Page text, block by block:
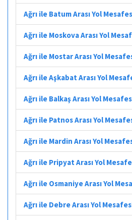
Ağrı ile Batum Arası Yol
Ağrı ile Moskova Arası Yol
Ağrı ile Mostar Arası Yol
Ağrı ile Aşkabat Arası Yol
Ağrı ile Balkaş Arası Yol
Ağrı ile Patnos Arası Yol
Ağrı ile Mardin Arası Yol
Ağrı ile Pripyat Arası Yol
Ağrı ile Osmaniye Arası Yol
Ağrı ile Debre Arası Yol